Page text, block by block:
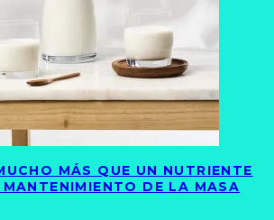
MÁS QUE UN NUTRIENTE
MANTENIMIENTO DE LA MASA